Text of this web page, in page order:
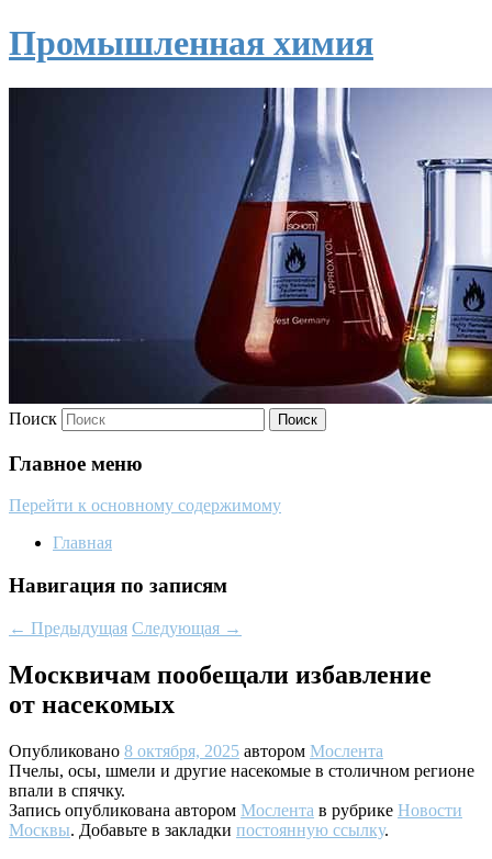
Промышленная химия
Поиск
Главное меню
Перейти к основному содержимому
Главная
Навигация по записям
← Предыдущая Следующая →
Москвичам пообещали избавление
от насекомых
Опубликовано 8 октября, 2025 автором Мослента
Пчелы, осы, шмели и другие насекомые в столичном регионе
впали в спячку.
Запись опубликована автором Мослента в рубрике Новости
Москвы. Добавьте в закладки постоянную ссылку.